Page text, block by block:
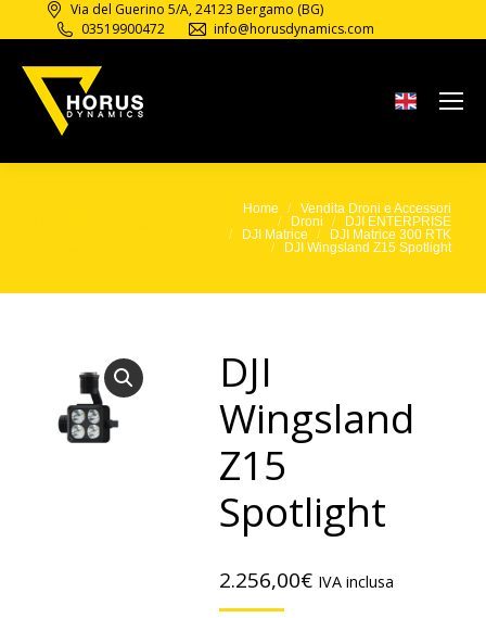
Via del Guerino 5/A, 24123 Bergamo (BG)
03519900472
info@horusdynamics.com
Tu sei qui:Home
Vendita Droni e Accessori
Droni
DJI ENTERPRISE
DJI Matrice
DJI Matrice 300 RTK
DJI Wingsland Z15 Spotlight
DJI
Wingsland
Z15
Spotlight
2.256,00€ IVA inclusa